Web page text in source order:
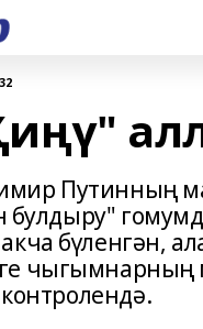
Путинның
бүленгән,